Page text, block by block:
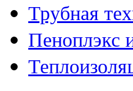
Трубная
Пеноплэкс